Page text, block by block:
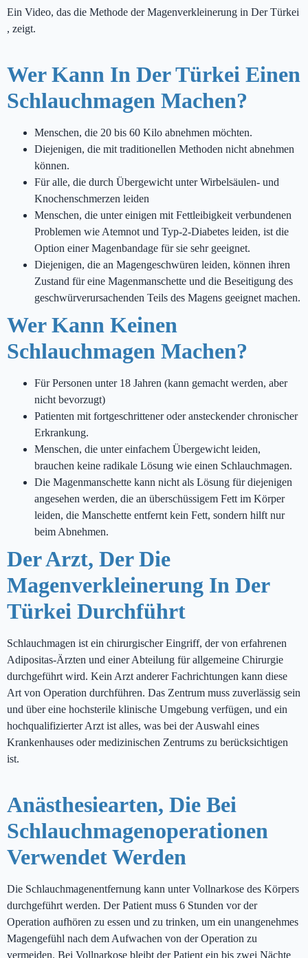
Ein Video, das die Methode der Magenverkleinerung in Der Türkei
, zeigt.
Wer Kann In Der Türkei Einen
Schlauchmagen Machen?
Menschen, die 20 bis 60 Kilo abnehmen möchten.
Diejenigen, die mit traditionellen Methoden nicht abnehmen
können.
Für alle, die durch Übergewicht unter Wirbelsäulen- und
Knochenschmerzen leiden
Menschen, die unter einigen mit Fettleibigkeit verbundenen
Problemen wie Atemnot und Typ-2-Diabetes leiden, ist die
Option einer Magenbandage für sie sehr geeignet.
Diejenigen, die an Magengeschwüren leiden, können ihren
Zustand für eine Magenmanschette und die Beseitigung des
geschwürverursachenden Teils des Magens geeignet machen.
Wer Kann Keinen
Schlauchmagen Machen?
Für Personen unter 18 Jahren (kann gemacht werden, aber
nicht bevorzugt)
Patienten mit fortgeschrittener oder ansteckender chronischer
Erkrankung.
Menschen, die unter einfachem Übergewicht leiden,
brauchen keine radikale Lösung wie einen Schlauchmagen.
Die Magenmanschette kann nicht als Lösung für diejenigen
angesehen werden, die an überschüssigem Fett im Körper
leiden, die Manschette entfernt kein Fett, sondern hilft nur
beim Abnehmen.
Der Arzt, Der Die
Magenverkleinerung In Der
Türkei Durchführt
Schlauchmagen ist ein chirurgischer Eingriff, der von erfahrenen
Adipositas-Ärzten und einer Abteilung für allgemeine Chirurgie
durchgeführt wird. Kein Arzt anderer Fachrichtungen kann diese
Art von Operation durchführen. Das Zentrum muss zuverlässig sein
und über eine hochsterile klinische Umgebung verfügen, und ein
hochqualifizierter Arzt ist alles, was bei der Auswahl eines
Krankenhauses oder medizinischen Zentrums zu berücksichtigen
ist.
Anästhesiearten, Die Bei
Schlauchmagenoperationen
Verwendet Werden
Die Schlauchmagenentfernung kann unter Vollnarkose des Körpers
durchgeführt werden. Der Patient muss 6 Stunden vor der
Operation aufhören zu essen und zu trinken, um ein unangenehmes
Magengefühl nach dem Aufwachen von der Operation zu
vermeiden. Bei Vollnarkose bleibt der Patient ein bis zwei Nächte